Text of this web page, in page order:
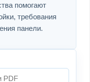
помогают
требования
панели.